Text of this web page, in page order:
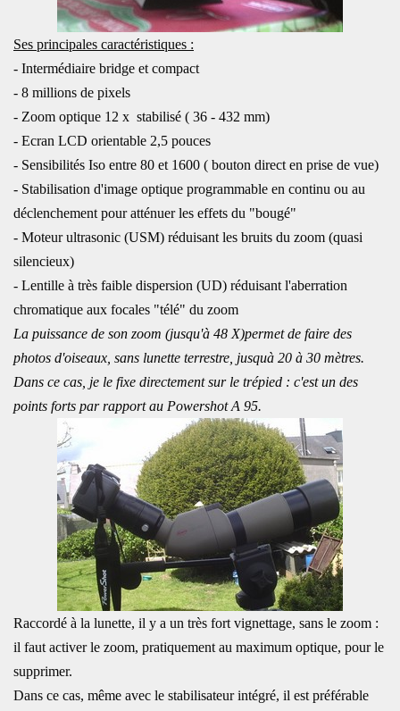
Ses principales caractéristiques :
- Intermédiaire bridge et compact
- 8 millions de pixels
- Zoom optique 12 x stabilisé ( 36 - 432 mm)
- Ecran LCD orientable 2,5 pouces
- Sensibilités Iso entre 80 et 1600 ( bouton direct en prise de vue)
- Stabilisation d'image optique programmable en continu ou au
déclenchement pour atténuer les effets du "bougé"
- Moteur ultrasonic (USM) réduisant les bruits du zoom (quasi
silencieux)
- Lentille à très faible dispersion (UD) réduisant l'aberration
chromatique aux focales "télé" du zoom
La puissance de son zoom (jusqu'à 48 X)permet de faire des
photos d'oiseaux, sans lunette terrestre, jusquà 20 à 30 mètres.
Dans ce cas, je le fixe directement sur le trépied : c'est un des
points forts par rapport au Powershot A 95.
Raccordé à la lunette, il y a un très fort vignettage, sans le zoom :
il faut activer le zoom, pratiquement au maximum optique, pour le
supprimer.
Dans ce cas, même avec le stabilisateur intégré, il est préférable